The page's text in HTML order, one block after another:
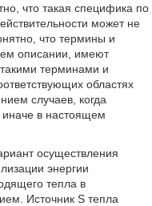
что такая специфика по
может не
что термины и
описании, имеют
терминами и
областях
случаев, когда
в настоящем
осуществления
энергии
тепла в
Источник S тепла